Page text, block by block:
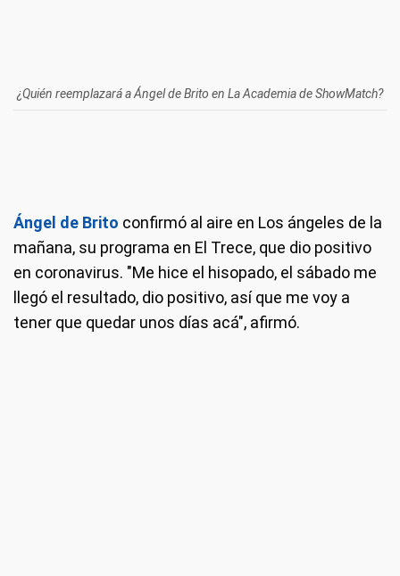
¿Quién reemplazará a Ángel de Brito en La Academia de ShowMatch?
Ángel de Brito confirmó al aire en Los ángeles de la
mañana, su programa en El Trece, que dio positivo
en coronavirus. "Me hice el hisopado, el sábado me
llegó el resultado, dio positivo, así que me voy a
tener que quedar unos días acá", afirmó.